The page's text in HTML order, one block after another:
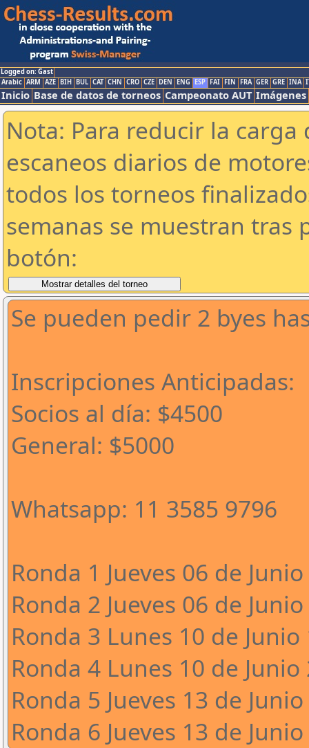
Logged on: Gast
Arabic ARM AZE BIH BUL CAT CHN CRO CZE DEN ENG ESP FAI FIN FRA GER GRE INA
Inicio Base de datos de torneos Campeonato AUT Imágenes
Nota: Para reducir la
escaneos diarios de
todos los torneos
semanas se muestran tras
botón:
Se pueden pedir 2 byes
Inscripciones Anticipadas:
Socios al día: $4500
General: $5000
Whatsapp: 11 3585 9796
Ronda 1 Jueves 06 de
Ronda 2 Jueves 06 de
Ronda 3 Lunes 10 de Junio
Ronda 4 Lunes 10 de Junio
Ronda 5 Jueves 13 de
Ronda 6 Jueves 13 de